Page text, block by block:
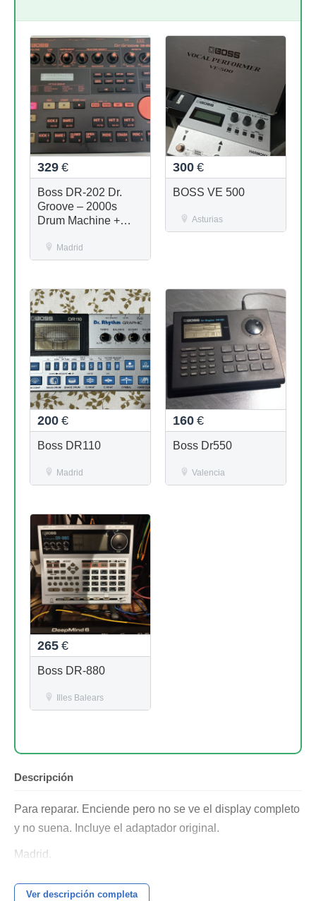
329 €
Boss DR-202 Dr.
Groove – 2000s
Drum Machine +
Alimentation
Madrid
300 €
BOSS VE 500
Asturias
200 €
Boss DR110
Madrid
160 €
Boss Dr550
Valencia
265 €
Boss DR-880
Illes Balears
Descripción
Para reparar. Enciende pero no se ve el display completo
y no suena. Incluye el adaptador original.
Madrid.
Ver descripción completa